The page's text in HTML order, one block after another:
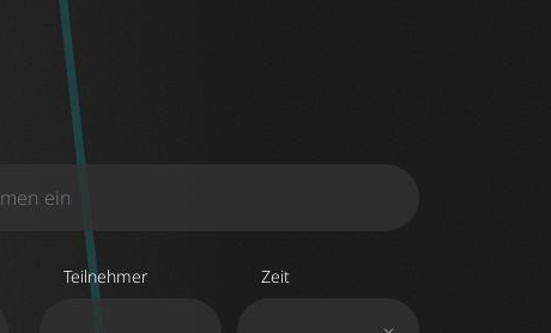
Teilnehmer Zeit